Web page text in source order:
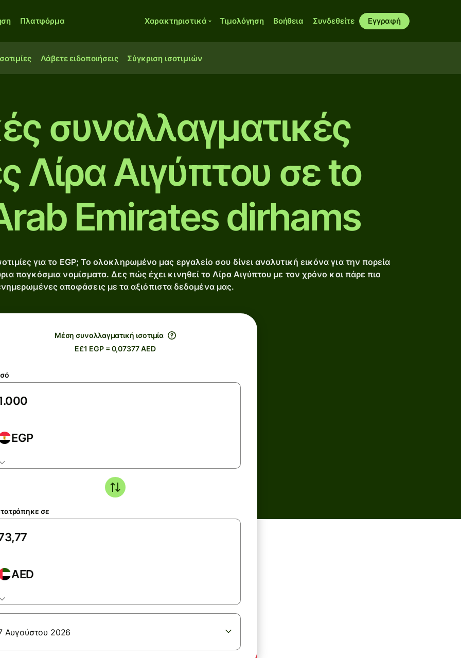
Πλατφόρμα Χαρακτηριστικά Τιμολόγηση Βοήθεια Συνδεθείτε Εγγραφή
Λάβετε ειδοποιήσεις Σύγκριση ισοτιμιών
συναλλαγματικές
Λίρα Αιγύπτου σε to
Emirates dirhams
για το EGP; Το ολοκληρωμένο μας εργαλείο σου δίνει αναλυτική εικόνα για την πορεία
παγκόσμια νομίσματα. Δες πώς έχει κινηθεί το Λίρα Αιγύπτου με τον χρόνο και πάρε πιο
αποφάσεις με τα αξιόπιστα δεδομένα μας.
Μέση συναλλαγματική ισοτιμία
E£1 EGP = 0,07377 AED
EGP
σε
AED
Αυγούστου 2026